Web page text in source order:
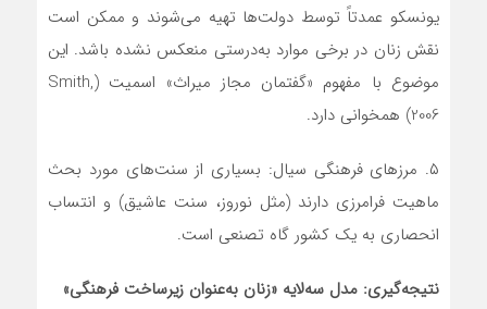
یونسکو عمدتاً توسط دولت‌ها تهیه می‌شوند و ممکن است
نقش زنان در برخی موارد به‌درستی منعکس نشده باشد. این
موضوع با مفهوم «گفتمان مجاز میراث» اسمیت (Smith,
2006) همخوانی دارد.
۵. مرزهای فرهنگی سیال: بسیاری از سنت‌های مورد بحث
ماهیت فرامرزی دارند (مثل نوروز، سنت عاشیق) و انتساب
انحصاری به یک کشور گاه تصنعی است.
نتیجهگیری: مدل سهلایه «زنان بهعنوان زیرساخت فرهنگی»